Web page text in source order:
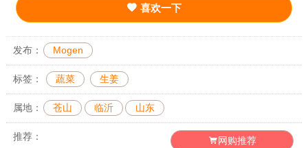
喜欢一下
发布： Mogen
标签： 蔬菜 生姜
属地： 苍山 临沂 山东
推荐： 网购推荐